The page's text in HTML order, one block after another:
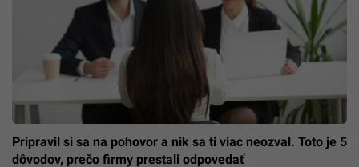
Pripravil si sa na pohovor a nik sa ti viac neozval. Toto je 5
dôvodov, prečo firmy prestali odpovedať